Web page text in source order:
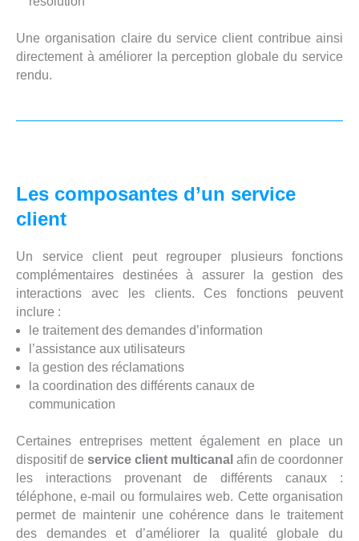
Une organisation claire du service client contribue ainsi
directement à améliorer la perception globale du service
rendu.
Les composantes d’un service
client
Un service client peut regrouper plusieurs fonctions
complémentaires destinées à assurer la gestion des
interactions avec les clients. Ces fonctions peuvent
inclure :
le traitement des demandes d’information
l’assistance aux utilisateurs
la gestion des réclamations
la coordination des différents canaux de
communication
Certaines entreprises mettent également en place un
dispositif de service client multicanal afin de coordonner
les interactions provenant de différents canaux :
téléphone, e-mail ou formulaires web. Cette organisation
permet de maintenir une cohérence dans le traitement
des demandes et d’améliorer la qualité globale du